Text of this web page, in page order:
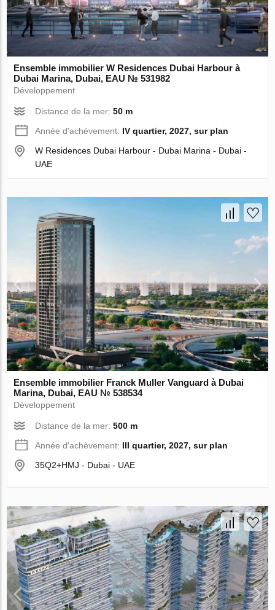
Ensemble immobilier W Residences Dubai Harbour à
Dubai Marina, Dubai, EAU № 531982
Développement
Distance de la mer:50 m
Année d'achèvement: IV quartier, 2027, sur plan
W Residences Dubai Harbour - Dubai Marina - Dubai -
UAE
Ensemble immobilier Franck Muller Vanguard à Dubai
Marina, Dubai, EAU № 538534
Développement
Distance de la mer:500 m
Année d'achèvement: III quartier, 2027, sur plan
35Q2+HMJ - Dubai - UAE